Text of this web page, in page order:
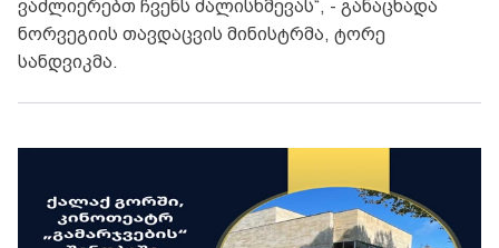
ვაძლიერებთ ჩვენს ძალისხმევას“, - განაცხადა
ნორვეგიის თავდაცვის მინისტრმა, ტორე
სანდვიკმა.